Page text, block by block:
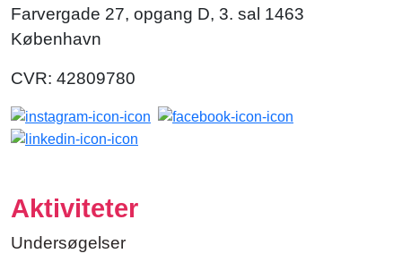
Farvergade 27, opgang D, 3. sal 1463
København
CVR: 42809780
Aktiviteter
Undersøgelser